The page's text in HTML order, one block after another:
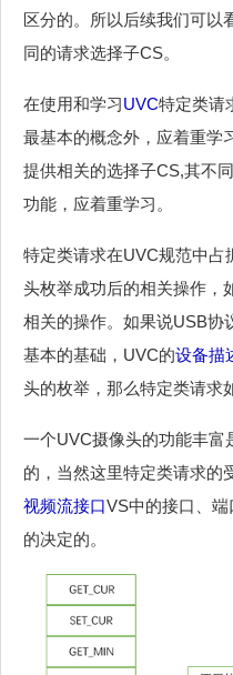
区分的。所以后续我们可以
同的请求选择子CS。
在使用和学习UVC特定类请
最基本的概念外，应着重学
提供相关的选择子CS,其不
功能，应着重学习。
特定类请求在UVC规范中占
头枚举成功后的相关操作，
相关的操作。如果说USB协
基本的基础，UVC的设备描
头的枚举，那么特定类请求
一个UVC摄像头的功能丰富
的，当然这里特定类请求的
视频流接口VS中的接口、端
的决定的。